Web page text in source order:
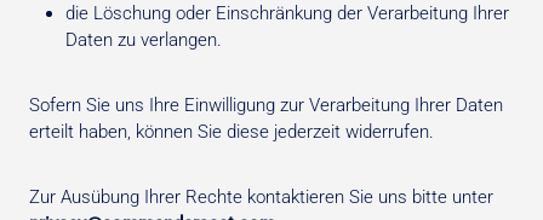
die Löschung oder Einschränkung der Verarbeitung Ihrer
Daten zu verlangen.
Sofern Sie uns Ihre Einwilligung zur Verarbeitung Ihrer Daten
erteilt haben, können Sie diese jederzeit widerrufen.
Zur Ausübung Ihrer Rechte kontaktieren Sie uns bitte unter